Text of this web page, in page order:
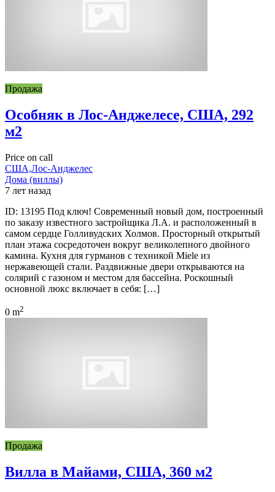
Продажа
Особняк в Лос-Анджелесе, США, 292
м2
Price on call
США,Лос-Анджелес
Дома (виллы)
7 лет назад
ID: 13195 Под ключ! Современный новый дом, построенный
по заказу известного застройщика Л.А. и расположенный в
самом сердце Голливудских Холмов. Просторный открытый
план этажа сосредоточен вокруг великолепного двойного
камина. Кухня для гурманов с техникой Miele из
нержавеющей стали. Раздвижные двери открываются на
солярий с газоном и местом для бассейна. Роскошный
основной люкс включает в себя: […]
0 m2
Продажа
Вилла в Майами, США, 360 м2